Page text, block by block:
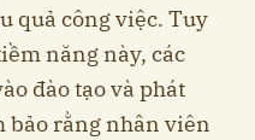
quả công việc. Tuy
năng này, các
đào tạo và phát
bảo rằng nhân viên